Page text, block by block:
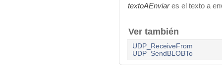
textoAEnviares el texto a
Ver también
UDP_ReceiveFrom
UDP_SendBLOBTo